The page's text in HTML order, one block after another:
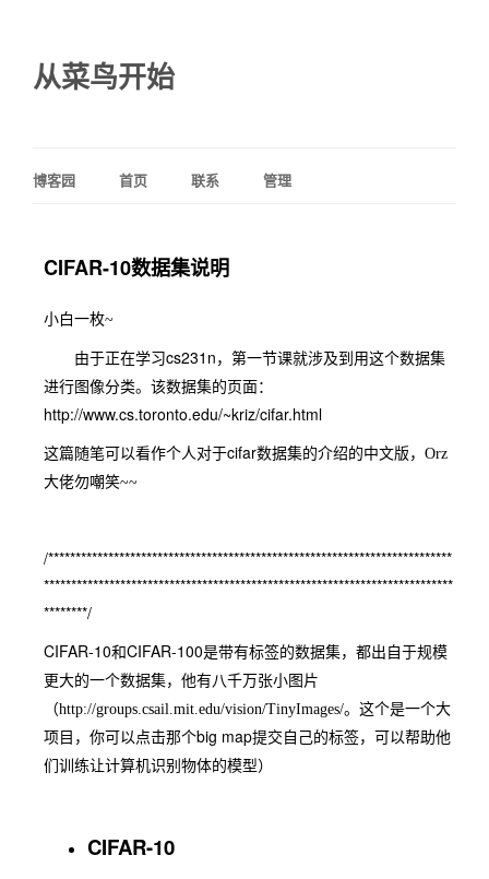
从菜鸟开始
博客园 首页 联系 管理
CIFAR-10数据集说明
小白一枚~
由于正在学习cs231n ，第一节课就涉及到用这个数据集
进行图像分类。该数据集的页面：
http://www.cs.toronto.edu/~kriz/cifar.html
这篇随笔可以看作个人对于cifar数据集的介绍的中文版，Orz
大佬勿嘲笑~~
/**************************************************************************
***************************************************************************
********/
CIFAR-10和CIFAR-100是带有标签的数据集，都出自于规模
更大的一个数据集，他有八千万张小图片
（http://groups.csail.mit.edu/vision/TinyImages/。这个是一个大
项目，你可以点击那个big map提交自己的标签，可以帮助他
们训练让计算机识别物体的模型）
CIFAR-10